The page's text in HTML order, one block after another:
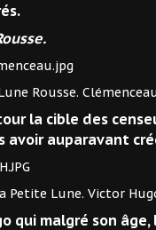
la cible des
avoir auparavant
Hugo au
qui malgré son